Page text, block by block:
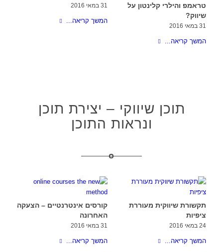
31 במאי 2016
המשך קריאה...
טראמפ והילרי קלינטון על
שיווק?
31 במאי 2016
המשך קריאה...
תוכן שיווקי – יצירת תוכן
ונראות התוכן
קורסים אינטרנטיים – הצעקה
האחרונה
31 במאי 2016
המשך קריאה...
תקשורת שיווקית מעוררת
ציפיות
24 במאי 2016
המשך קריאה...